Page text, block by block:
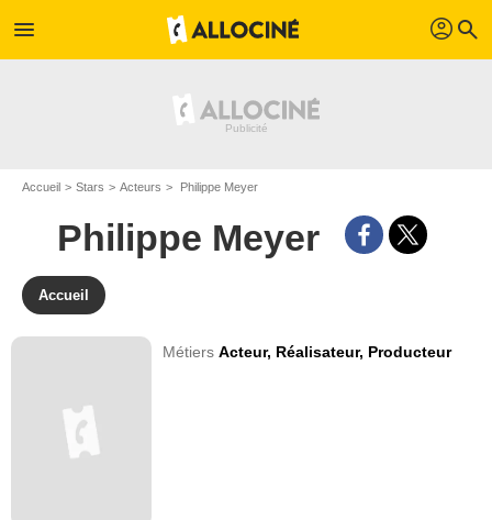
menu profil search
Accueil Stars Acteurs Philippe Meyer
Philippe Meyer
Accueil
MétiersActeur, Réalisateur, Producteur